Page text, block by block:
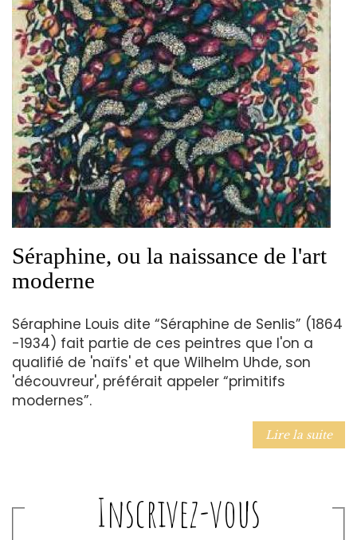
Séraphine, ou la naissance de l'art
moderne
Séraphine Louis dite “Séraphine de Senlis” (1864
-1934) fait partie de ces peintres que l'on a
qualifié de 'naïfs' et que Wilhelm Uhde, son
'découvreur', préférait appeler “primitifs
modernes”.
Lire la suite
Inscrivez-vous